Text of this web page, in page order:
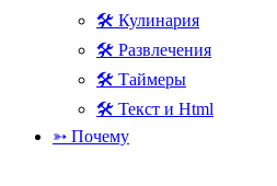
🛠 Кулинария
🛠 Развлечения
🛠 Таймеры
🛠 Текст и Html
➳ Почему